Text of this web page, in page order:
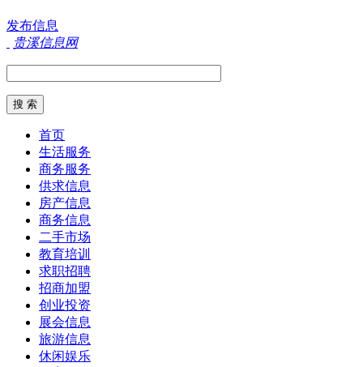
发布信息
贵溪信息网
首页
生活服务
商务服务
供求信息
房产信息
商务信息
二手市场
教育培训
求职招聘
招商加盟
创业投资
展会信息
旅游信息
休闲娱乐